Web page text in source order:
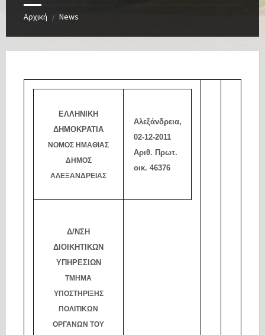
Αρχική / News
ΕΛΛΗΝΙΚΗ
ΔΗΜΟΚΡΑΤΙΑ
ΝΟΜΟΣ ΗΜΑΘΙΑΣ
ΔΗΜΟΣ
ΑΛΕΞΑΝΔΡΕΙΑΣ
Αλεξάνδρεια,
02-12-2011
Αριθ. Πρωτ.
οικ. 46376
Δ/ΝΣΗ
ΔΙΟΙΚΗΤΙΚΩΝ
ΥΠΗΡΕΣΙΩΝ
ΤΜΗΜΑ
ΥΠΟΣΤΗΡΙΞΗΣ
ΠΟΛΙΤΙΚΩΝ
ΟΡΓΑΝΩΝ ΤΟΥ